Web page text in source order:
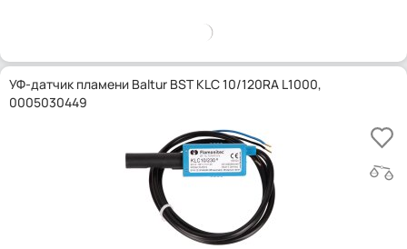
УФ-датчик пламени Baltur BST KLC 10/120RA L1000,
0005030449